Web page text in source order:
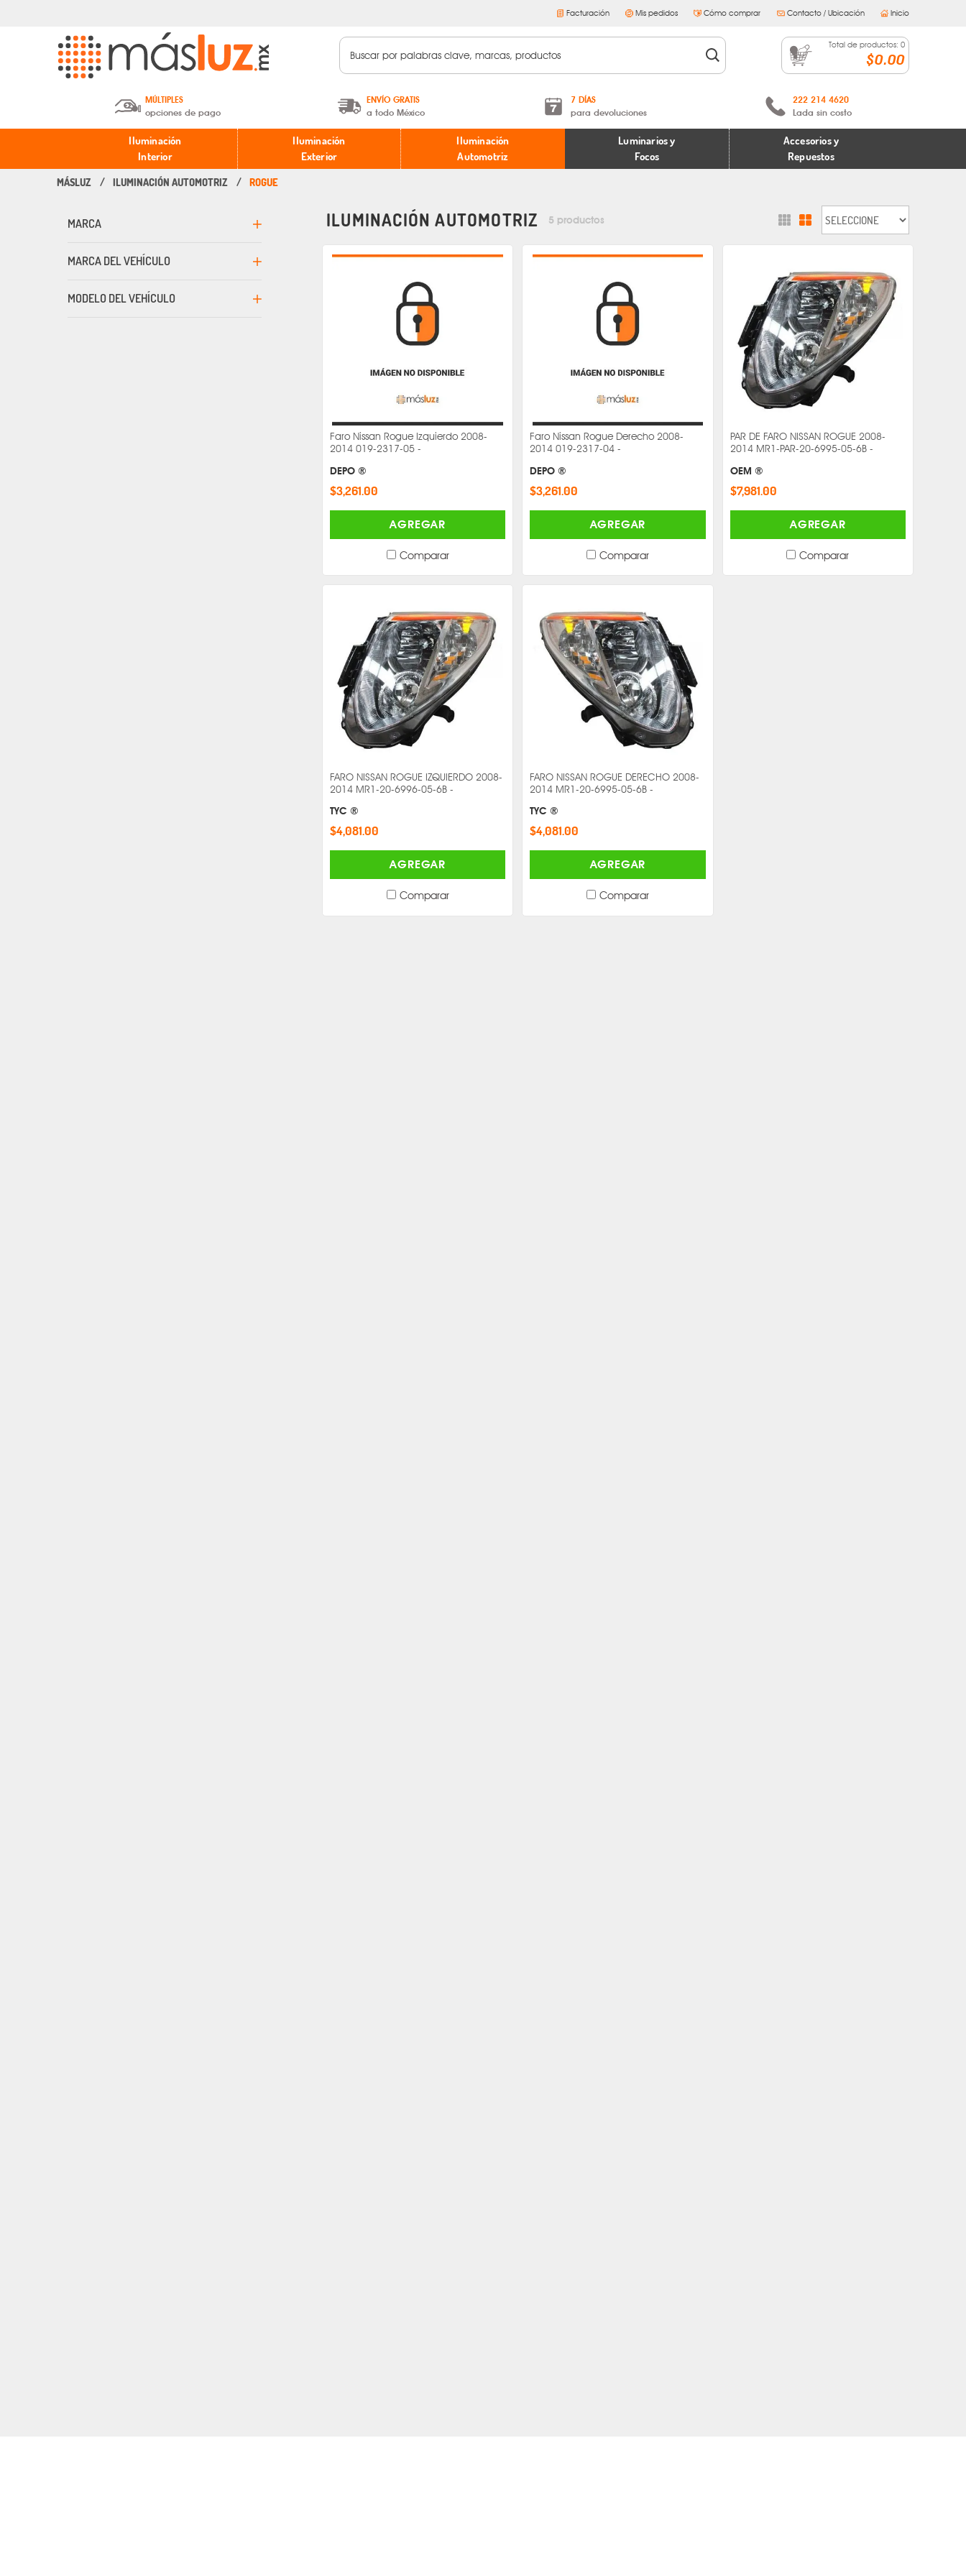
Facturación Mis pedidos Cómo comprar Contacto / Ubicación Inicio
Total de productos: 0
$0.00
MÚLTIPLES
opciones de pago
Depósito en efectivo o Cheque y
Transferencia.
ENVÍO GRATIS
a todo México
A partir de $599 MXN.
* Aplican restricciones
7 DÍAS
para devoluciones
Términos y condiciones
Políticas de devoluciones
222 214 4620
Lada sin costo
Iluminación
Interior
Iluminación
Exterior
Iluminación
Automotriz
Luminarios y
Focos
Accesorios y
Repuestos
ILUMINACIÓN AUTOMOTRIZ ROGUE
MARCA
MARCA DEL VEHÍCULO
MODELO DEL VEHÍCULO
ILUMINACIÓN AUTOMOTRIZ 5 productos
Faro Nissan Rogue Izquierdo 2008-
2014 019-2317-05 -
DEPO ®
$3,261.00
AGREGAR
Comparar
Faro Nissan Rogue Derecho 2008-
2014 019-2317-04 -
DEPO ®
$3,261.00
AGREGAR
Comparar
PAR DE FARO NISSAN ROGUE 2008-
2014 MR1-PAR-20-6995-05-6B -
OEM ®
$7,981.00
AGREGAR
Comparar
FARO NISSAN ROGUE IZQUIERDO 2008-
2014 MR1-20-6996-05-6B -
TYC ®
$4,081.00
AGREGAR
Comparar
FARO NISSAN ROGUE DERECHO 2008-
2014 MR1-20-6995-05-6B -
TYC ®
$4,081.00
AGREGAR
Comparar